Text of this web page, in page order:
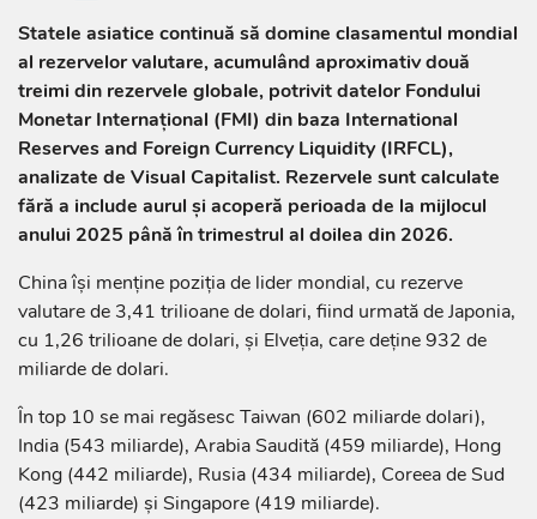
Statele asiatice continuă să domine clasamentul mondial
al rezervelor valutare, acumulând aproximativ două
treimi din rezervele globale, potrivit datelor Fondului
Monetar Internațional (FMI) din baza International
Reserves and Foreign Currency Liquidity (IRFCL),
analizate de Visual Capitalist. Rezervele sunt calculate
fără a include aurul și acoperă perioada de la mijlocul
anului 2025 până în trimestrul al doilea din 2026.
China își menține poziția de lider mondial, cu rezerve
valutare de 3,41 trilioane de dolari, fiind urmată de Japonia,
cu 1,26 trilioane de dolari, și Elveția, care deține 932 de
miliarde de dolari.
În top 10 se mai regăsesc Taiwan (602 miliarde dolari),
India (543 miliarde), Arabia Saudită (459 miliarde), Hong
Kong (442 miliarde), Rusia (434 miliarde), Coreea de Sud
(423 miliarde) și Singapore (419 miliarde).